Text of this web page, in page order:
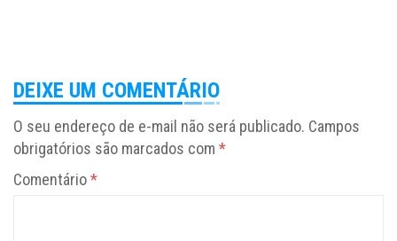
DEIXE UM COMENTÁRIO
O seu endereço de e-mail não será publicado. Campos
obrigatórios são marcados com *
Comentário*